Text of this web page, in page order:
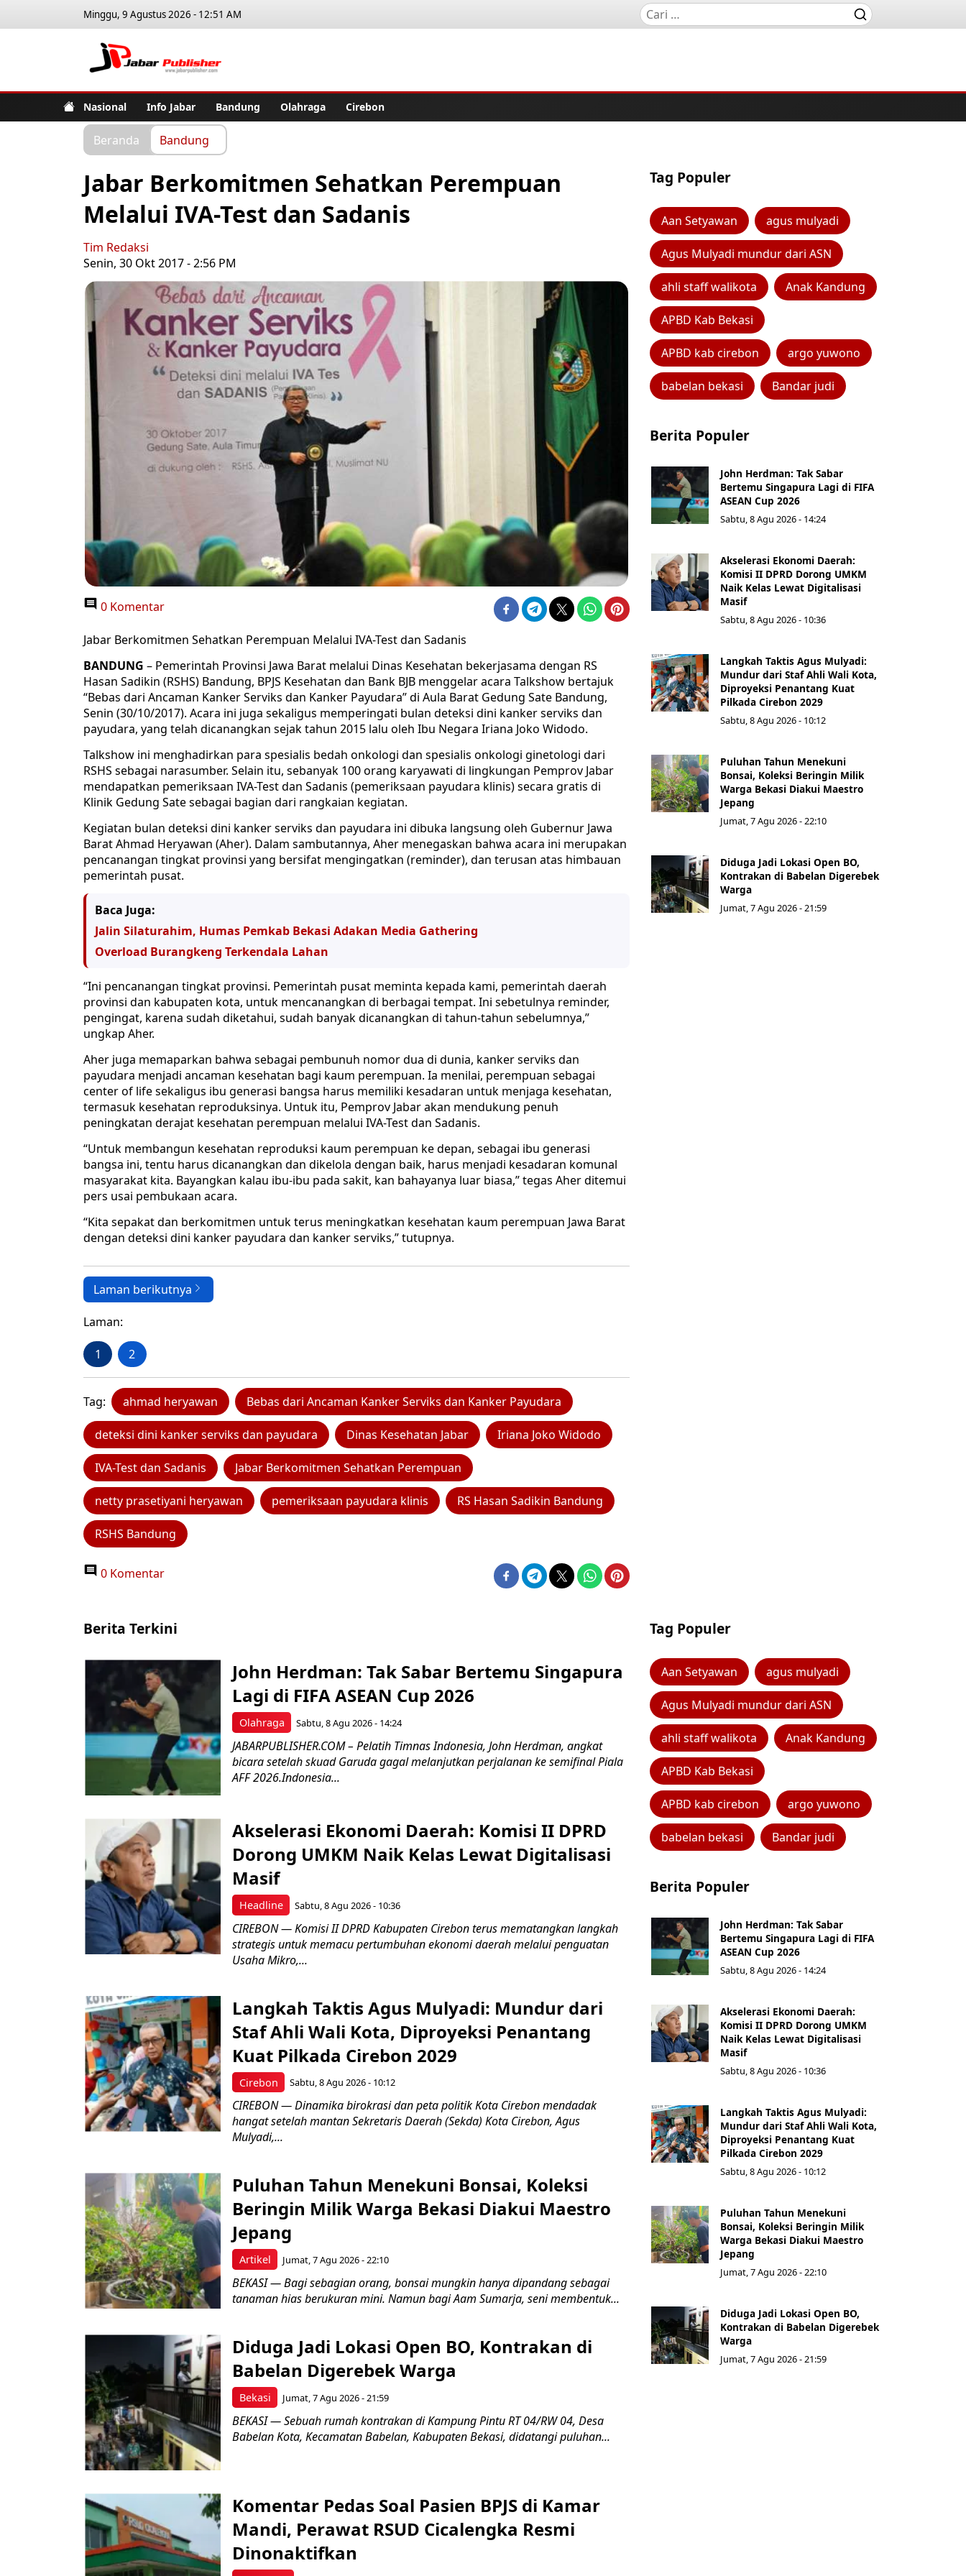
Minggu, 9 Agustus 2026 - 12:51 AM
Nasional Info Jabar Bandung Olahraga Cirebon
Beranda Bandung
Jabar Berkomitmen Sehatkan Perempuan
Melalui IVA-Test dan Sadanis
Tim Redaksi
Senin, 30 Okt 2017 - 2:56 PM
0 Komentar
Jabar Berkomitmen Sehatkan Perempuan Melalui IVA-Test dan Sadanis
BANDUNG – Pemerintah Provinsi Jawa Barat melalui Dinas Kesehatan bekerjasama dengan RS
Hasan Sadikin (RSHS) Bandung, BPJS Kesehatan dan Bank BJB menggelar acara Talkshow bertajuk
“Bebas dari Ancaman Kanker Serviks dan Kanker Payudara” di Aula Barat Gedung Sate Bandung,
Senin (30/10/2017). Acara ini juga sekaligus memperingati bulan deteksi dini kanker serviks dan
payudara, yang telah dicanangkan sejak tahun 2015 lalu oleh Ibu Negara Iriana Joko Widodo.
Talkshow ini menghadirkan para spesialis bedah onkologi dan spesialis onkologi ginetologi dari
RSHS sebagai narasumber. Selain itu, sebanyak 100 orang karyawati di lingkungan Pemprov Jabar
mendapatkan pemeriksaan IVA-Test dan Sadanis (pemeriksaan payudara klinis) secara gratis di
Klinik Gedung Sate sebagai bagian dari rangkaian kegiatan.
Kegiatan bulan deteksi dini kanker serviks dan payudara ini dibuka langsung oleh Gubernur Jawa
Barat Ahmad Heryawan (Aher). Dalam sambutannya, Aher menegaskan bahwa acara ini merupakan
pencanangan tingkat provinsi yang bersifat mengingatkan (reminder), dan terusan atas himbauan
pemerintah pusat.
Baca Juga:
Jalin Silaturahim, Humas Pemkab Bekasi Adakan Media Gathering
Overload Burangkeng Terkendala Lahan
“Ini pencanangan tingkat provinsi. Pemerintah pusat meminta kepada kami, pemerintah daerah
provinsi dan kabupaten kota, untuk mencanangkan di berbagai tempat. Ini sebetulnya reminder,
pengingat, karena sudah diketahui, sudah banyak dicanangkan di tahun-tahun sebelumnya,”
ungkap Aher.
Aher juga memaparkan bahwa sebagai pembunuh nomor dua di dunia, kanker serviks dan
payudara menjadi ancaman kesehatan bagi kaum perempuan. Ia menilai, perempuan sebagai
center of life sekaligus ibu generasi bangsa harus memiliki kesadaran untuk menjaga kesehatan,
termasuk kesehatan reproduksinya. Untuk itu, Pemprov Jabar akan mendukung penuh
peningkatan derajat kesehatan perempuan melalui IVA-Test dan Sadanis.
“Untuk membangun kesehatan reproduksi kaum perempuan ke depan, sebagai ibu generasi
bangsa ini, tentu harus dicanangkan dan dikelola dengan baik, harus menjadi kesadaran komunal
masyarakat kita. Bayangkan kalau ibu-ibu pada sakit, kan bahayanya luar biasa,” tegas Aher ditemui
pers usai pembukaan acara.
“Kita sepakat dan berkomitmen untuk terus meningkatkan kesehatan kaum perempuan Jawa Barat
dengan deteksi dini kanker payudara dan kanker serviks,” tutupnya.
Laman berikutnya
Laman:
1 2
Tag: ahmad heryawan Bebas dari Ancaman Kanker Serviks dan Kanker Payudara
deteksi dini kanker serviks dan payudara Dinas Kesehatan Jabar Iriana Joko Widodo
IVA-Test dan Sadanis Jabar Berkomitmen Sehatkan Perempuan
netty prasetiyani heryawan pemeriksaan payudara klinis RS Hasan Sadikin Bandung
RSHS Bandung
0 Komentar
Tag Populer
Aan Setyawan agus mulyadi
Agus Mulyadi mundur dari ASN
ahli staff walikota Anak Kandung
APBD Kab Bekasi
APBD kab cirebon argo yuwono
babelan bekasi Bandar judi
Berita Populer
John Herdman: Tak Sabar
Bertemu Singapura Lagi di FIFA
ASEAN Cup 2026
Sabtu, 8 Agu 2026 - 14:24
Akselerasi Ekonomi Daerah:
Komisi II DPRD Dorong UMKM
Naik Kelas Lewat Digitalisasi
Masif
Sabtu, 8 Agu 2026 - 10:36
Langkah Taktis Agus Mulyadi:
Mundur dari Staf Ahli Wali Kota,
Diproyeksi Penantang Kuat
Pilkada Cirebon 2029
Sabtu, 8 Agu 2026 - 10:12
Puluhan Tahun Menekuni
Bonsai, Koleksi Beringin Milik
Warga Bekasi Diakui Maestro
Jepang
Jumat, 7 Agu 2026 - 22:10
Diduga Jadi Lokasi Open BO,
Kontrakan di Babelan Digerebek
Warga
Jumat, 7 Agu 2026 - 21:59
Berita Terkini
Olahraga
John Herdman: Tak Sabar Bertemu Singapura
Lagi di FIFA ASEAN Cup 2026
Sabtu, 8 Agu 2026 - 14:24
JABARPUBLISHER.COM – Pelatih Timnas Indonesia, John Herdman, angkat
bicara setelah skuad Garuda gagal melanjutkan perjalanan ke semifinal Piala
AFF 2026.Indonesia...
Headline
Akselerasi Ekonomi Daerah: Komisi II DPRD
Dorong UMKM Naik Kelas Lewat Digitalisasi
Masif
Sabtu, 8 Agu 2026 - 10:36
CIREBON — Komisi II DPRD Kabupaten Cirebon terus mematangkan langkah
strategis untuk memacu pertumbuhan ekonomi daerah melalui penguatan
Usaha Mikro,...
Cirebon
Langkah Taktis Agus Mulyadi: Mundur dari
Staf Ahli Wali Kota, Diproyeksi Penantang
Kuat Pilkada Cirebon 2029
Sabtu, 8 Agu 2026 - 10:12
CIREBON — Dinamika birokrasi dan peta politik Kota Cirebon mendadak
hangat setelah mantan Sekretaris Daerah (Sekda) Kota Cirebon, Agus
Mulyadi,...
Artikel
Puluhan Tahun Menekuni Bonsai, Koleksi
Beringin Milik Warga Bekasi Diakui Maestro
Jepang
Jumat, 7 Agu 2026 - 22:10
BEKASI — Bagi sebagian orang, bonsai mungkin hanya dipandang sebagai
tanaman hias berukuran mini. Namun bagi Aam Sumarja, seni membentuk...
Bekasi
Diduga Jadi Lokasi Open BO, Kontrakan di
Babelan Digerebek Warga
Jumat, 7 Agu 2026 - 21:59
BEKASI — Sebuah rumah kontrakan di Kampung Pintu RT 04/RW 04, Desa
Babelan Kota, Kecamatan Babelan, Kabupaten Bekasi, didatangi puluhan...
Komentar Pedas Soal Pasien BPJS di Kamar
Mandi, Perawat RSUD Cicalengka Resmi
Dinonaktifkan
Tag Populer
Aan Setyawan agus mulyadi
Agus Mulyadi mundur dari ASN
ahli staff walikota Anak Kandung
APBD Kab Bekasi
APBD kab cirebon argo yuwono
babelan bekasi Bandar judi
Berita Populer
John Herdman: Tak Sabar
Bertemu Singapura Lagi di FIFA
ASEAN Cup 2026
Sabtu, 8 Agu 2026 - 14:24
Akselerasi Ekonomi Daerah:
Komisi II DPRD Dorong UMKM
Naik Kelas Lewat Digitalisasi
Masif
Sabtu, 8 Agu 2026 - 10:36
Langkah Taktis Agus Mulyadi:
Mundur dari Staf Ahli Wali Kota,
Diproyeksi Penantang Kuat
Pilkada Cirebon 2029
Sabtu, 8 Agu 2026 - 10:12
Puluhan Tahun Menekuni
Bonsai, Koleksi Beringin Milik
Warga Bekasi Diakui Maestro
Jepang
Jumat, 7 Agu 2026 - 22:10
Diduga Jadi Lokasi Open BO,
Kontrakan di Babelan Digerebek
Warga
Jumat, 7 Agu 2026 - 21:59